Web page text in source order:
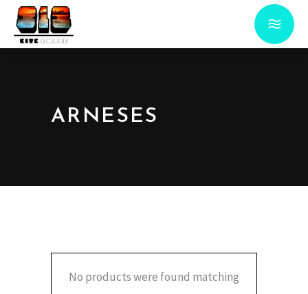
ARNESES
No products were found matching